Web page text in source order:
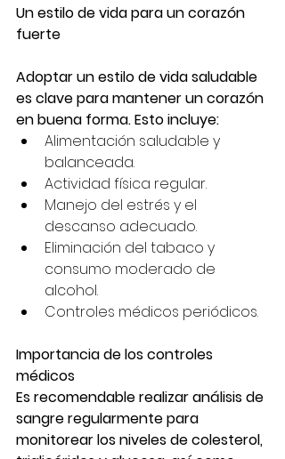
Un estilo de vida para un corazón
fuerte
Adoptar un estilo de vida saludable
es clave para mantener un corazón
en buena forma. Esto incluye:
Alimentación saludable y
balanceada.
Actividad física regular.
Manejo del estrés y el
descanso adecuado.
Eliminación del tabaco y
consumo moderado de
alcohol.
Controles médicos periódicos.
Importancia de los controles
médicos
Es recomendable realizar análisis de
sangre regularmente para
monitorear los niveles de colesterol,